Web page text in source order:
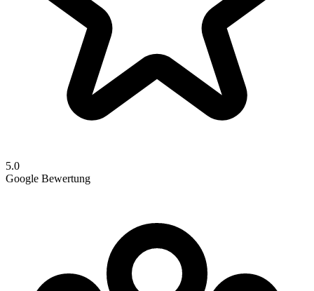
5.0
Google Bewertung